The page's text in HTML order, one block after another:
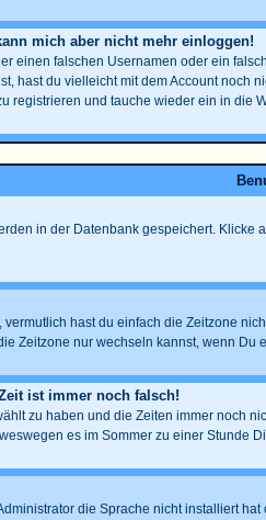
mich aber nicht mehr einloggen!
einen falschen Usernamen oder ein
hast du vielleicht mit dem Account
registrieren und tauche wieder ein in die
in der Datenbank gespeichert. Klicke
hast du einfach die Zeitzone
Zeitzone nur wechseln kannst, wenn
ist immer noch falsch!
zu haben und die Zeiten immer noch
es im Sommer zu einer Stunde
die Sprache nicht installiert